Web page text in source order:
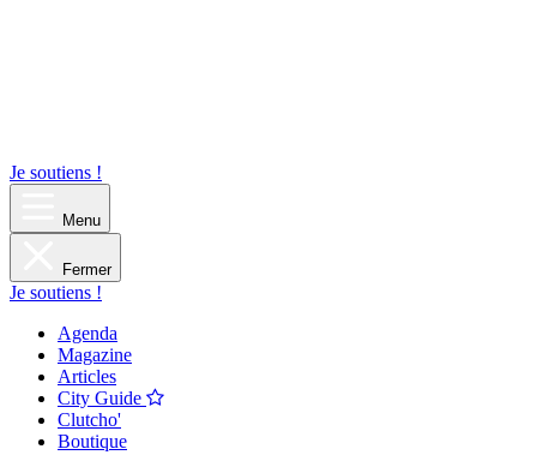
Je soutiens !
Menu
Fermer
Je soutiens !
Agenda
Magazine
Articles
City Guide
Clutcho'
Boutique